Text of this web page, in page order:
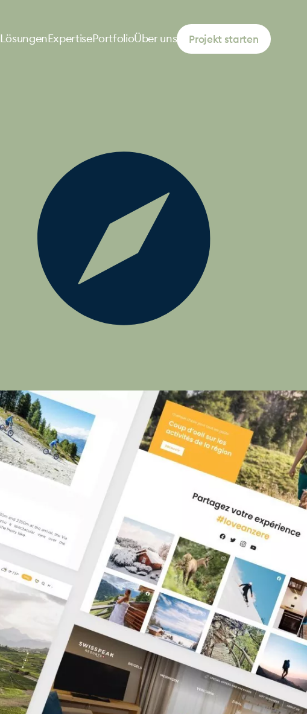
Lösungen ExpertisePortfolioÜber uns Projekt starten